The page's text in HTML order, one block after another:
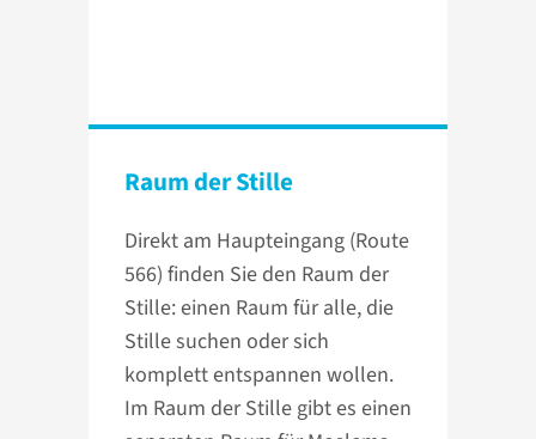
Raum der Stille
Direkt am Haupteingang (Route
566) finden Sie den Raum der
Stille: einen Raum für alle, die
Stille suchen oder sich
komplett entspannen wollen.
Im Raum der Stille gibt es einen